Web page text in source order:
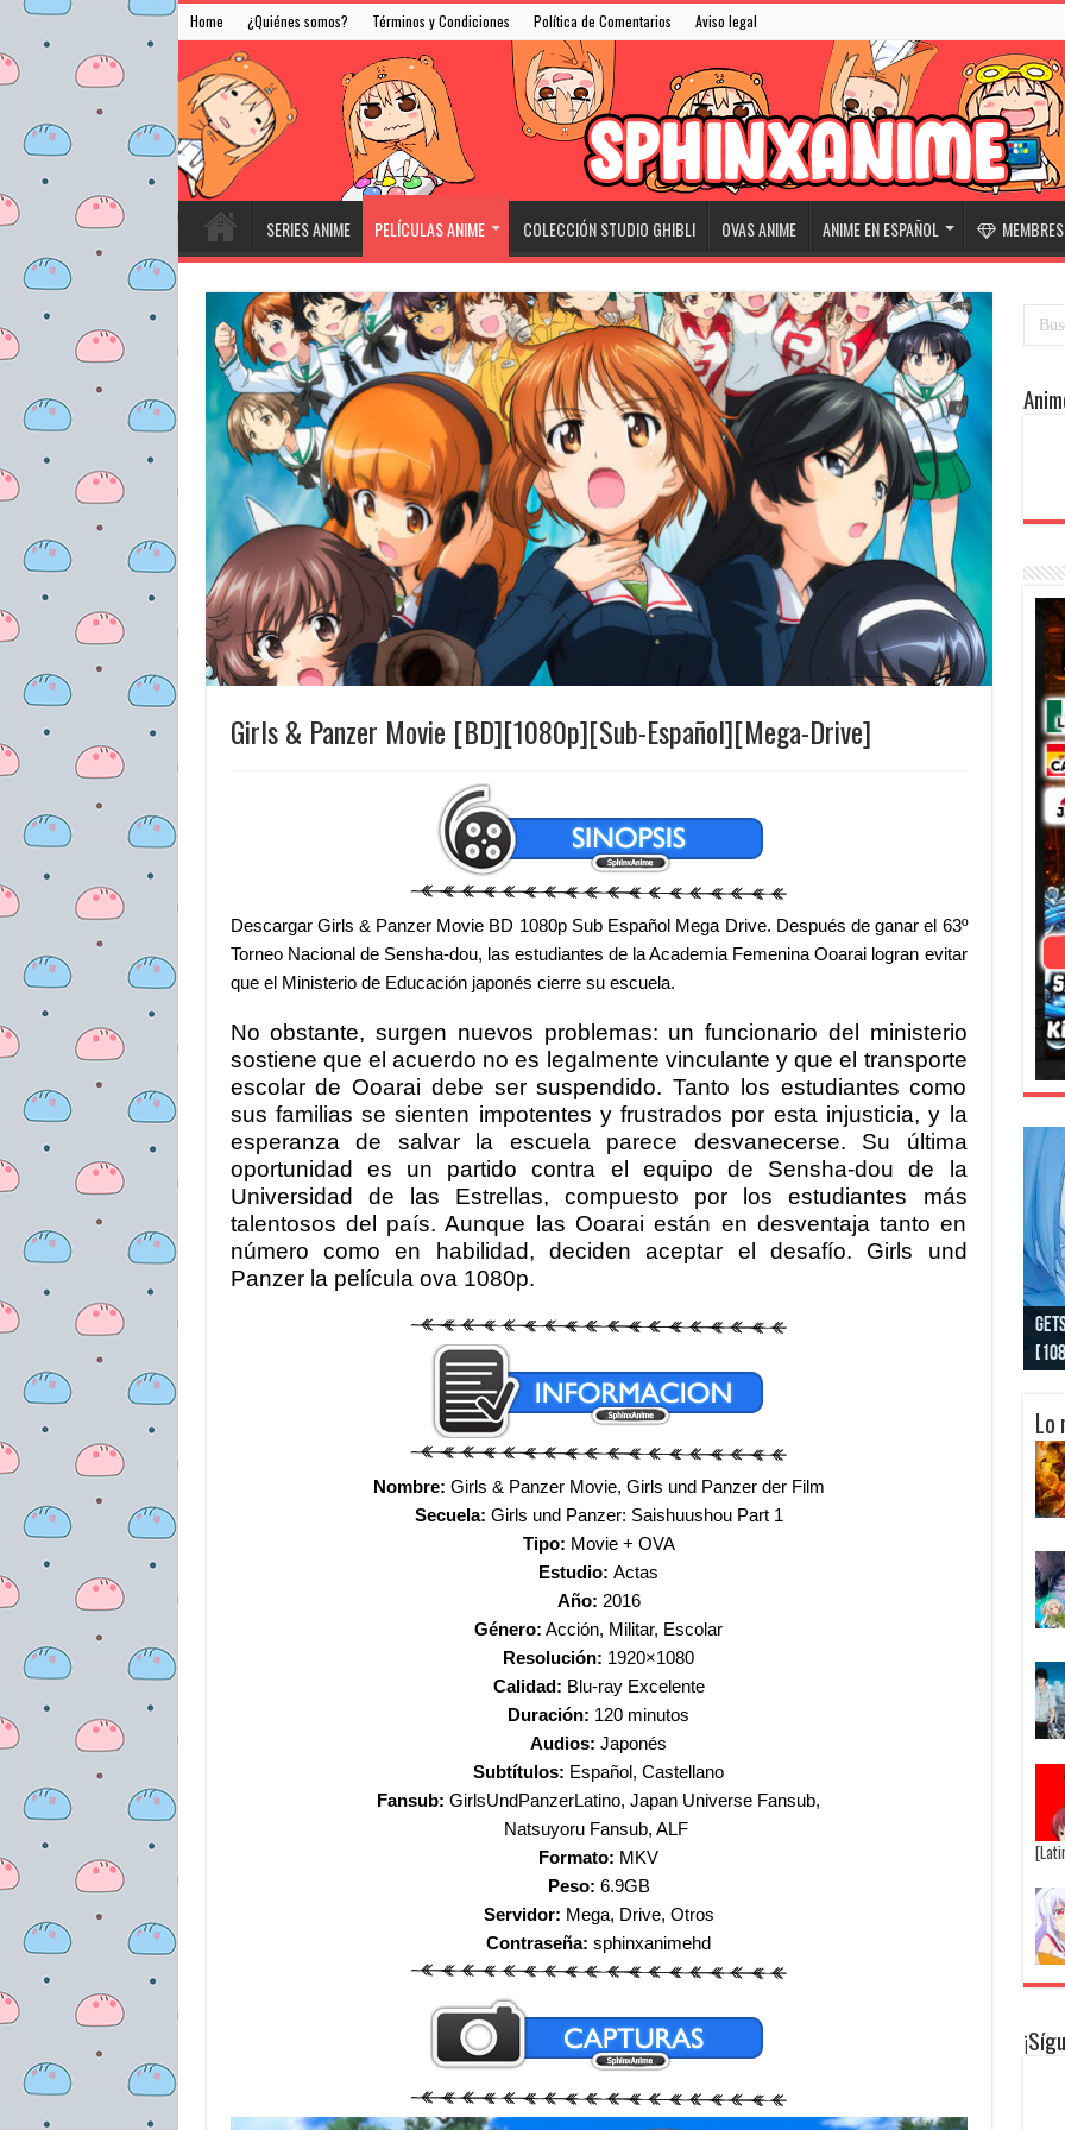
Home ¿Quiénes somos? Términos y Condiciones Política de Comentarios Aviso legal
SERIES ANIME PELÍCULAS ANIME COLECCIÓN STUDIO GHIBLI OVAS ANIME ANIME EN ESPAÑOL
Girls & Panzer Movie [BD][1080p][Sub-Español][Mega-Drive]
Descargar Girls & Panzer Movie BD 1080p Sub Español Mega Drive. Después de ganar el 63º
Torneo Nacional de Sensha-dou, las estudiantes de la Academia Femenina Ooarai logran evitar
que el Ministerio de Educación japonés cierre su escuela.
No obstante, surgen nuevos problemas: un funcionario del ministerio
sostiene que el acuerdo no es legalmente vinculante y que el transporte
escolar de Ooarai debe ser suspendido. Tanto los estudiantes como
sus familias se sienten impotentes y frustrados por esta injusticia, y la
esperanza de salvar la escuela parece desvanecerse. Su última
oportunidad es un partido contra el equipo de Sensha-dou de la
Universidad de las Estrellas, compuesto por los estudiantes más
talentosos del país. Aunque las Ooarai están en desventaja tanto en
número como en habilidad, deciden aceptar el desafío. Girls und
Panzer la película ova 1080p.
Nombre: Girls & Panzer Movie, Girls und Panzer der Film
Secuela: Girls und Panzer: Saishuushou Part 1
Tipo: Movie + OVA
Estudio: Actas
Año: 2016
Género: Acción, Militar, Escolar
Resolución: 1920×1080
Calidad: Blu-ray Excelente
Duración: 120 minutos
Audios: Japonés
Subtítulos: Español, Castellano
Fansub: GirlsUndPanzerLatino, Japan Universe Fansub,
Natsuyoru Fansub, ALF
Formato: MKV
Peso: 6.9GB
Servidor: Mega, Drive, Otros
Contraseña: sphinxanimehd
Lo